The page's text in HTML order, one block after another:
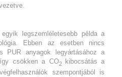
legszemléletesebb példa a
Ebben az esetben nincs
anyagok legyártásához a
csökken a CO2 kibocsátás a
szempontjából is